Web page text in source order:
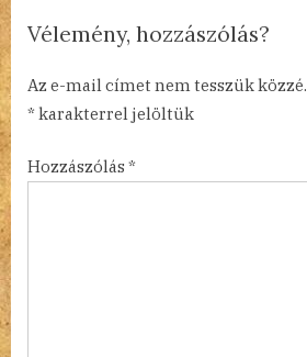
s
:
Vélemény, hozzászólás?
Az e-mail címet nem tesszük közzé.
* karakterrel jelöltük
Hozzászólás *